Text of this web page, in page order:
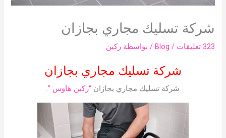
شركة تسليك مجاري بجازان
323 تعليقات /
Blog / بواسطة ركين
شركة تسليك مجاري بجازان
شركة تسليك مجاري بجازان “ركين هاوس ”.